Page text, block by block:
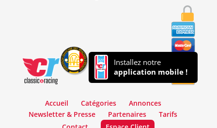
Installez notre
application mobile !
Accueil Catégories
Annonces
Newsletter & Presse
Partenaires
Tarifs